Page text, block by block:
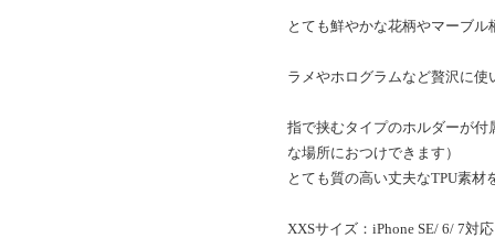
とても鮮やかな花柄やマーブル
ラメやホログラムなど贅沢に使
指で挟むタイプのホルダーが付
な場所におつけできます）
とても質の高い丈夫なTPU素材
XXSサイズ：iPhone SE/ 6/ 7対応